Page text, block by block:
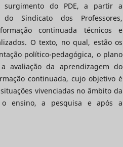
surgimento do PDE, a partir a
Sindicato dos Professores,
continuada técnicos e
O texto, no qual, estão os
político-pedagógica, o plano
avaliação da aprendizagem do
continuada, cujo objetivo é
vivenciadas no âmbito da
ensino, a pesquisa e após a